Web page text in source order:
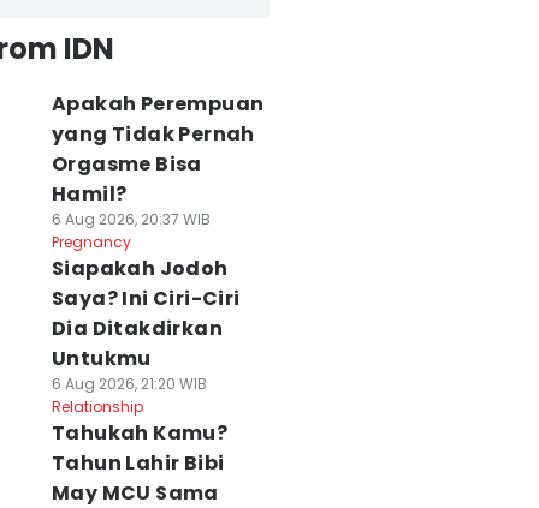
IDN
Apakah Perempuan
yang Tidak Pernah
Orgasme Bisa
Hamil?
6 Aug 2026, 20:37 WIB
Pregnancy
Siapakah Jodoh
Saya? Ini Ciri-Ciri
Dia Ditakdirkan
Untukmu
6 Aug 2026, 21:20 WIB
Relationship
Tahukah Kamu?
Tahun Lahir Bibi
May MCU Sama